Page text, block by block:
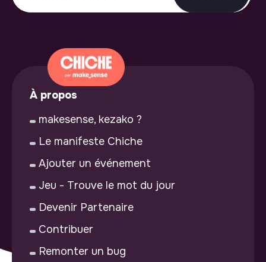
À propos
makesense, kezako ?
Le manifeste Chiche
Ajouter un événement
Jeu - Trouve le mot du jour
Devenir Partenaire
Contribuer
Remonter un bug